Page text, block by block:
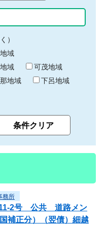
）
域
域
可茂地域
地域
下呂地域
務所
2号 公共 道路メン
補正分）（翌債）細越